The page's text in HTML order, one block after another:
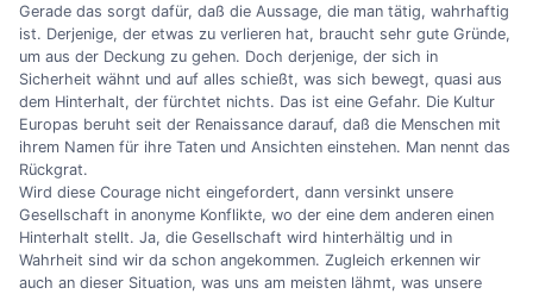
Gerade das sorgt dafür, daß die Aussage, die man tätig, wahrhaftig
ist. Derjenige, der etwas zu verlieren hat, braucht sehr gute Gründe,
um aus der Deckung zu gehen. Doch derjenige, der sich in
Sicherheit wähnt und auf alles schießt, was sich bewegt, quasi aus
dem Hinterhalt, der fürchtet nichts. Das ist eine Gefahr. Die Kultur
Europas beruht seit der Renaissance darauf, daß die Menschen mit
ihrem Namen für ihre Taten und Ansichten einstehen. Man nennt das
Rückgrat.
Wird diese Courage nicht eingefordert, dann versinkt unsere
Gesellschaft in anonyme Konflikte, wo der eine dem anderen einen
Hinterhalt stellt. Ja, die Gesellschaft wird hinterhältig und in
Wahrheit sind wir da schon angekommen. Zugleich erkennen wir
auch an dieser Situation, was uns am meisten lähmt, was unsere